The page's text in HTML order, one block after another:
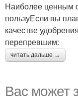
Наиболее ценным
пользуЕсли вы
качестве
перепревшим:
читать дальше →
Вас может